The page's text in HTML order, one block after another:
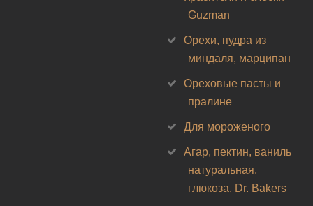
Guzman
Орехи, пудра из
миндаля, марципан
Ореховые пасты и
пралине
Для мороженого
Агар, пектин, ваниль
натуральная,
глюкоза, Dr. Bakers